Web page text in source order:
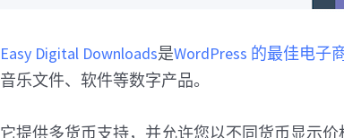
Easy Digital Downloads是WordPress 的最佳电子
音乐文件、软件等数字产品。
它提供多货币支持，并允许您以不同货币显示